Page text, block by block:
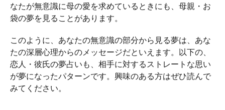
なたが無意識に母の愛を求めているときにも、母親・お
袋の夢を見ることがあります。
このように、あなたの無意識の部分から見る夢は、あな
たの深層心理からのメッセージだといえます。以下の、
恋人・彼氏の夢占いも、相手に対するストレートな思い
が夢になったパターンです。興味のある方はぜひ読んで
みてください。